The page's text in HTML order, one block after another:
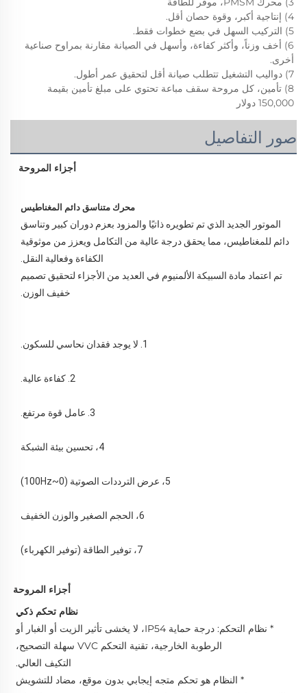
4) إنتاجية أكبر، وقوة حصان أقل.
5) التركيب السهل في بضع خطوات فقط.
أخرى.
7) دواليب التشغيل تتطلب صيانة أقل لتحقيق عمر أطول.
150,000 دولار
صور التفاصيل
أجزاء المروحة
محرك متناسق دائم المغناطيس
الكفاءة وفعالية النقل.
خفيف الوزن.
1. لا يوجد فقدان نحاسي للسكون.
2. كفاءة عالية.
3. عامل قوة مرتفع.
4، تحسين بيئة الشبكة
5، عرض الترددات الصوتية (0~100Hz)
6، الحجم الصغير والوزن الخفيف
7، توفير الطاقة (توفير الكهرباء)
أجزاء المروحة
نظام تحكم ذكي
الرطوبة الخارجية، تقنية التحكم VVC سهلة التصحيح،
التكيف العالي.